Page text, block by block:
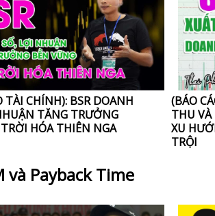
TÀI CHÍNH): BSR DOANH
TĂNG TRƯỞNG
HÓA THIÊN NGA
(BÁO
THU
XU
TRỘI
Payback Time